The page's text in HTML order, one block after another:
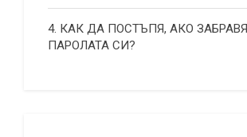
4. КАК ДА ПОСТЪПЯ, АКО ЗАБРАВЯ
ПАРОЛАТА СИ?